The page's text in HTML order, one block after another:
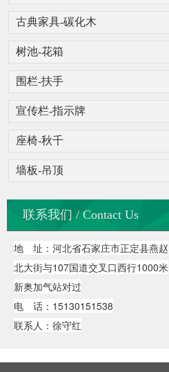
古典家具-碳化木
树池-花箱
围栏-扶手
宣传栏-指示牌
座椅-秋千
墙板-吊顶
联系我们 / Contact Us
地 址：河北省石家庄市正定县燕赵
北大街与107国道交叉口西行1000米
新奥加气站对过
电 话：15130151538
联系人：徐守红